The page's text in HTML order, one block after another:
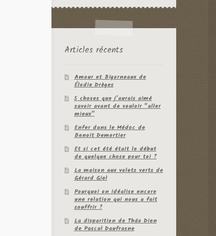
Articles récents
Amour et Bigorneaux de
Élodie Drèges
5 choses que j’aurais aimé
savoir avant de vouloir “aller
mieux”
Enfer dans le Médoc de
Benoit Demortier
Et si cet été était le début
de quelque chose pour toi ?
La maison aux volets verts de
Gérard Giel
Pourquoi on idéalise encore
une relation qui nous a fait
souffrir ?
La disparition de Thâo Dien
de Pascal Daufrasne